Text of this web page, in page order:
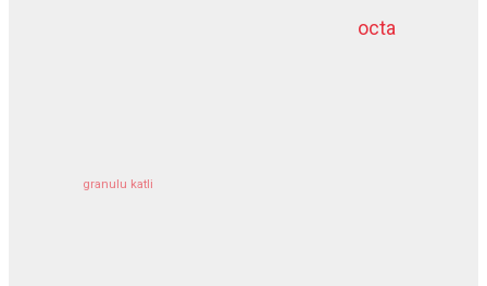
octa
granulu katli
dziļurbums